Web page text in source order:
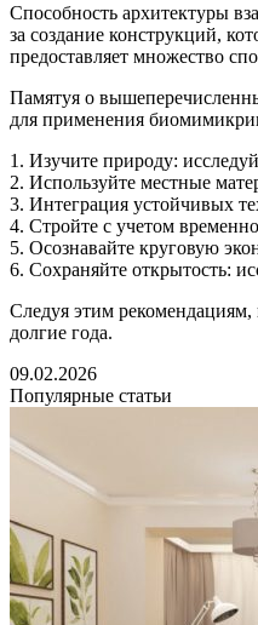
Способность архитектуры
за создание конструкций,
предоставляет множество
Памятуя о
для применения
1. Изучите природу:
2. Используйте местные
3. Интеграция устойчивых
4. Стройте с учетом
5. Осознавайте круговую
6. Сохраняйте открытость:
Следуя этим рекомендациям,
долгие года.
09.02.2026
Популярные статьи